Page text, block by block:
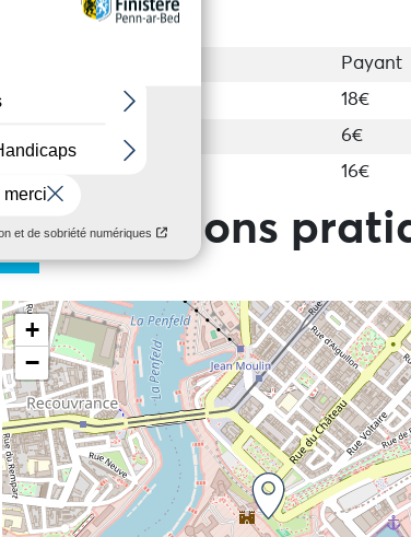
Payant
18€
6€
16€
Informations
+
−